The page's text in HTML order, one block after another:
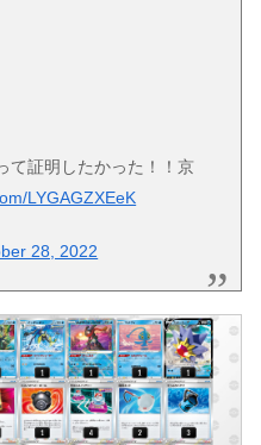
て証明したかった！！京
LYGAGZXEeK
28, 2022